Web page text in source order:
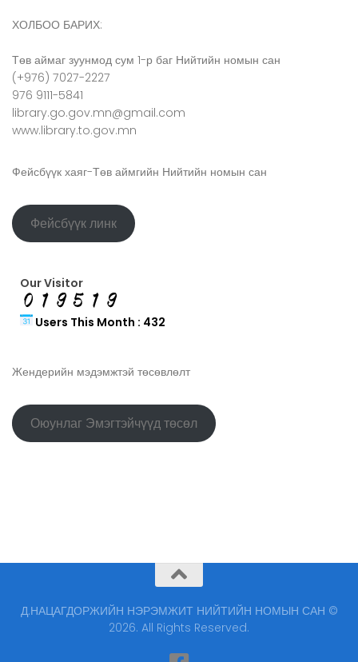
ХОЛБОО БАРИХ:
Төв аймаг зуунмод сум 1-р баг Нийтийн номын сан
(+976) 7027-2227
976 9111-5841
library.go.gov.mn@gmail.com
www.library.to.gov.mn
Фейсбүүк хаяг-Төв аймгийн Нийтийн номын сан
Фейсбүүк линк
Our Visitor
Users This Month : 432
Жендерийн мэдэмжтэй төсөвлөлт
Оюунлаг Эмэгтэйчүүд төсөл
Д.НАЦАГДОРЖИЙН НЭРЭМЖИТ НИЙТИЙН НОМЫН САН ©
2026. All Rights Reserved.